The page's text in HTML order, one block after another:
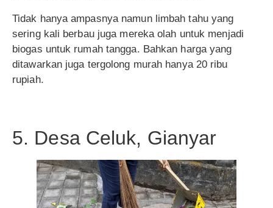
Tidak hanya ampasnya namun limbah tahu yang
sering kali berbau juga mereka olah untuk menjadi
biogas untuk rumah tangga. Bahkan harga yang
ditawarkan juga tergolong murah hanya 20 ribu
rupiah.
5. Desa Celuk, Gianyar